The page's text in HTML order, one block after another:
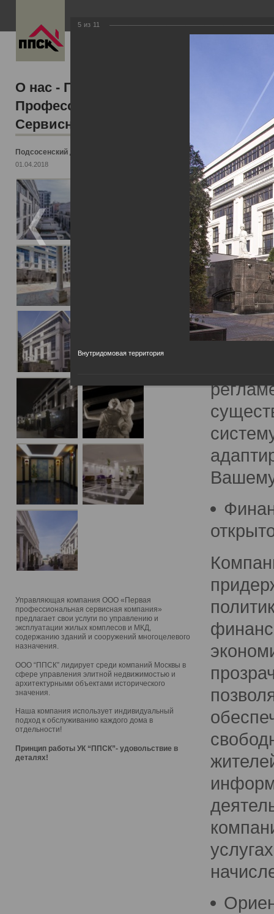
О нас - Первой
Профессиональной
Сервисной Компании
Подсосенский д.3
01.04.2018
Управляющая компания ООО «Первая
профессиональная сервисная компания»
предлагает свои услуги по управлению и
эксплуатации жилых комплесов и МКД,
содержанию зданий и сооружений многоцелевого
назначения.
ООО “ППСК” лидирует среди компаний Москвы в
сфере управления элитной недвижимостью и
архитектурными объектами исторического
значения.
Наша компания использует индивидуальный
подход к обслуживанию каждого дома в
отдельности!
Принцип работы УК “ППСК”- удовольствие в
деталях!
Вместе
мы
весь
5 из 11
Внутридомовая территория